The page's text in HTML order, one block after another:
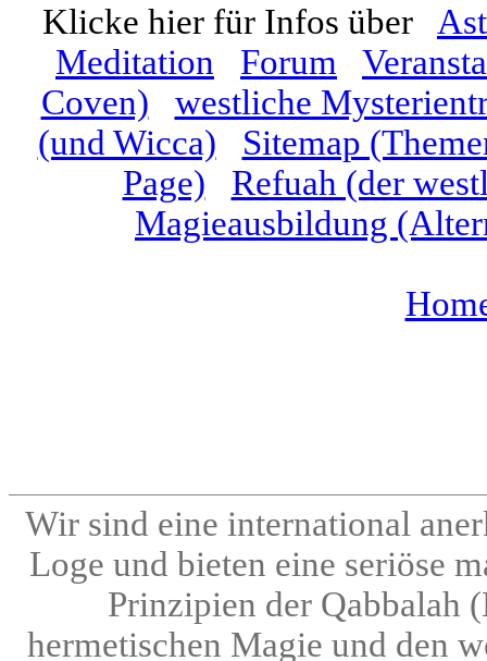
Klicke hier für Infos über
Meditation
Forum
Coven)
westliche
(und Wicca)
Sitemap
Page)
Refuah (der
Magieausbildung
Wir sind eine international
Loge und bieten eine seriöse
Prinzipien der Qabbalah
hermetischen Magie und den